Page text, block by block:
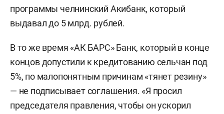
программы челнинский Акибанк, который
выдавал до 5 млрд. рублей.
В то же время «АК БАРС» Банк, который в конце
концов допустили к кредитованию сельчан под
5%, по малопонятным причинам «тянет резину»
— не подписывает соглашения. «Я просил
председателя правления, чтобы он ускорил